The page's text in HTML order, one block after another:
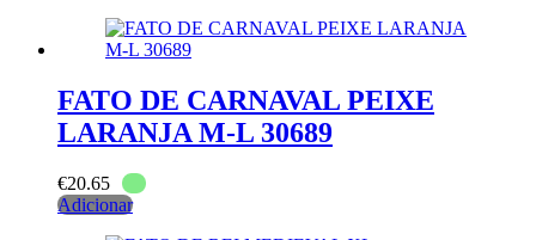
FATO DE CARNAVAL PEIXE
LARANJA M-L 30689
€20.65
Adicionar